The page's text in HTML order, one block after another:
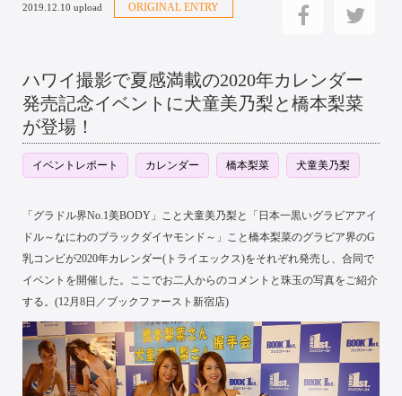
2019.12.10 upload ORIGINAL ENTRY
ハワイ撮影で夏感満載の2020年カレンダー
発売記念イベントに犬童美乃梨と橋本梨菜
が登場！
イベントレポート カレンダー 橋本梨菜 犬童美乃梨
「グラドル界No.1美BODY」こと犬童美乃梨と「日本一黒いグラビアアイ
ドル～なにわのブラックダイヤモンド～」こと橋本梨菜のグラビア界のG
乳コンビが2020年カレンダー(トライエックス)をそれぞれ発売し、合同で
イベントを開催した。ここでお二人からのコメントと珠玉の写真をご紹介
する。(12月8日／ブックファースト新宿店)